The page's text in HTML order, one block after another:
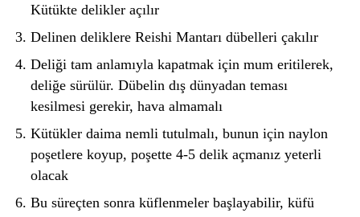
Kütükte delikler açılır
Delinen deliklere Reishi Mantarı dübelleri çakılır
Deliği tam anlamıyla kapatmak için mum eritilerek,
deliğe sürülür. Dübelin dış dünyadan teması
kesilmesi gerekir, hava almamalı
Kütükler daima nemli tutulmalı, bunun için naylon
poşetlere koyup, poşette 4-5 delik açmanız yeterli
olacak
Bu süreçten sonra küflenmeler başlayabilir, küfü